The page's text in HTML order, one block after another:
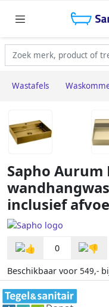
Wastafels
Sapho Aurum
inclusief
0
Beschikbaar voor 549,-